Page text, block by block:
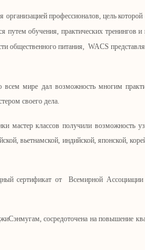
профессионалов, цель
обучения, практических тренингов
общественного питания, WACS
всем мире дал возможность многим
своего дела.
мастер классов получили возможность
вьетнамской, индийской, японской,
сертификат от Всемирной
сосредоточена на повышение